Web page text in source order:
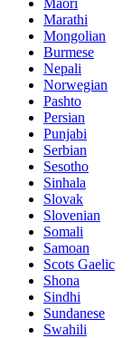
Marathi
Mongolian
Burmese
Nepali
Norwegian
Pashto
Persian
Punjabi
Serbian
Sesotho
Sinhala
Slovak
Slovenian
Somali
Samoan
Scots Gaelic
Shona
Sindhi
Sundanese
Swahili